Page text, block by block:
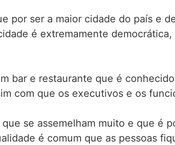
por ser a maior cidade do país e
é extremamente
bar e restaurante que é
com que os executivos e os
se assemelham muito e que é
é comum que as pessoas